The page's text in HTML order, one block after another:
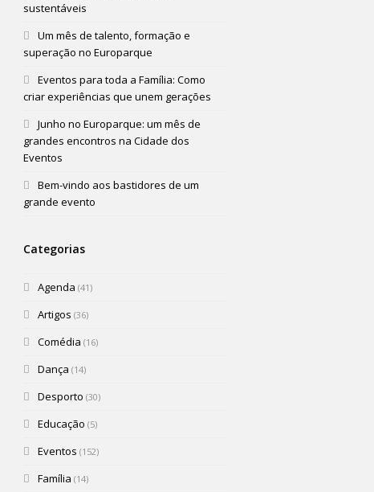
sustentáveis
Um mês de talento, formação e
superação no Europarque
Eventos para toda a Família: Como
criar experiências que unem gerações
Junho no Europarque: um mês de
grandes encontros na Cidade dos
Eventos
Bem-vindo aos bastidores de um
grande evento
Categorias
Agenda (41)
Artigos (36)
Comédia (16)
Dança (14)
Desporto (30)
Educação (5)
Eventos (152)
Família (14)